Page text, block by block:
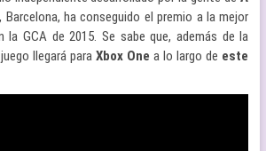
, Barcelona, ha conseguido el premio a la mejor
la GCA de 2015. Se sabe que, además de la
llegará para Xbox One a lo largo de este